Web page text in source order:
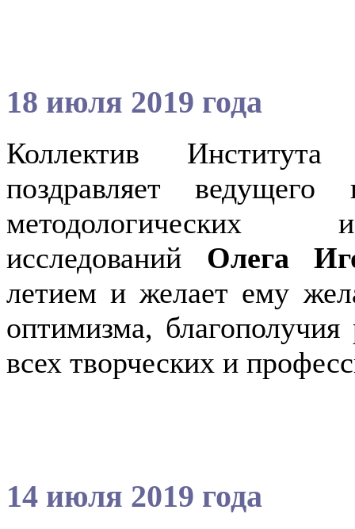
18 июля 2019 года
Коллектив
поздравляет ведущего
методологических
исследований Олега
летием и желает ему
оптимизма,
всех творческих и
14 июля 2019 года